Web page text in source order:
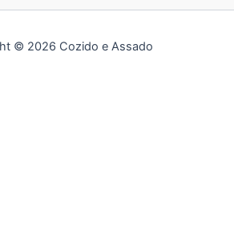
© 2026 Cozido e Assado